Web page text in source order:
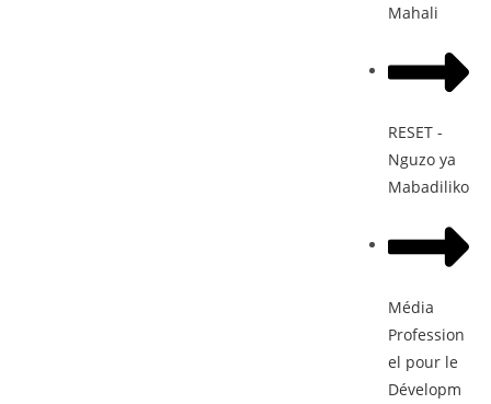
Mahali
RESET -
Nguzo ya
Mabadiliko
Média
Profession
el pour le
Dévelopm